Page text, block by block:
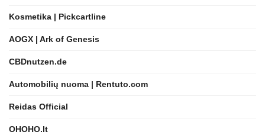
Kosmetika | Pickcartline
AOGX | Ark of Genesis
CBDnutzen.de
Automobilių nuoma | Rentuto.com
Reidas Official
OHOHO.lt